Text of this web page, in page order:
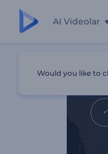
AI Videolar
Would you like to